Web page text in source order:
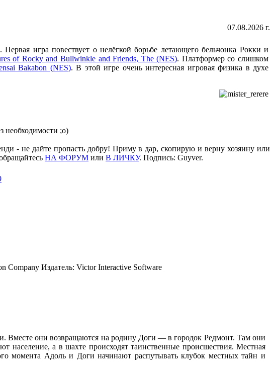
07.08.2026 г.
игра повествует о нелёгкой борьбе летающего бельчонка Рокки и
of Rocky and Bullwinkle and Friends, The (NES). Платформер со слишком
Bakabon (NES). В этой игре очень интересная игровая физика в духе
необходимости ;о)
- не дайте пропасть добру! Приму в дар, скопирую и верну хозяину или
НА ФОРУМ или В ЛИЧКУ. Подпись: Guyver.
Company Издатель: Victor Interactive Software
Вместе они возвращаются на родину Доги — в городок Редмонт. Там они
население, а в шахте происходят таинственные происшествия. Местная
момента Адоль и Доги начинают распутывать клубок местных тайн и